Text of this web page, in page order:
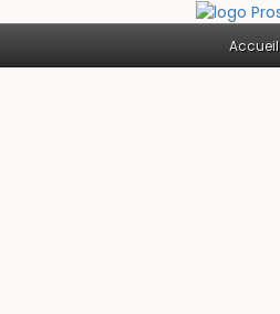
Accueil